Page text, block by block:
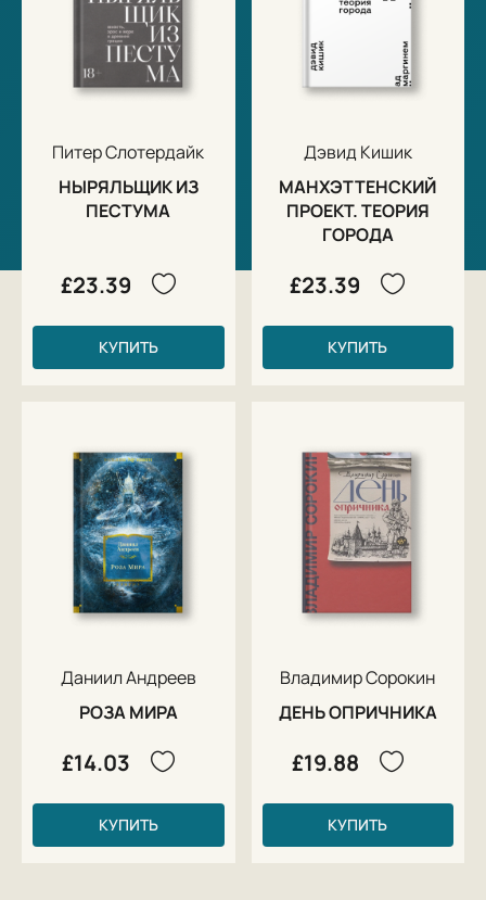
Питер Слотердайк
НЫРЯЛЬЩИК ИЗ
ПЕСТУМА
£23.39
КУПИТЬ
Дэвид Кишик
МАНХЭТТЕНСКИЙ
ПРОЕКТ. ТЕОРИЯ
ГОРОДА
£23.39
КУПИТЬ
Даниил Андреев
РОЗА МИРА
£14.03
КУПИТЬ
Владимир Сорокин
ДЕНЬ ОПРИЧНИКА
£19.88
КУПИТЬ